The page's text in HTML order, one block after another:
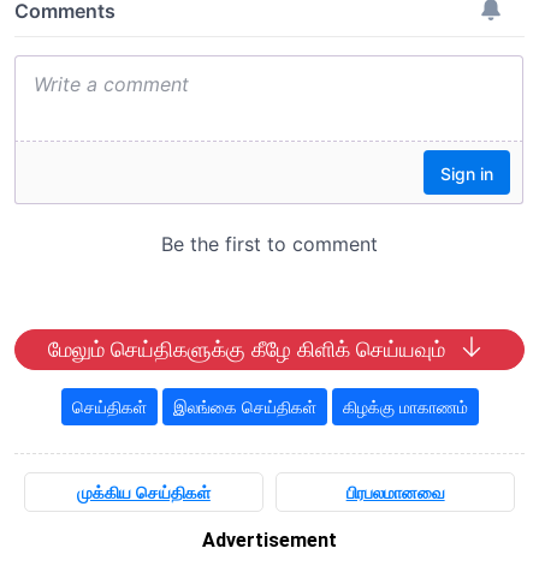
மேலும் செய்திகளுக்கு கீழே கிளிக் செய்யவும்
செய்திகள் இலங்கை செய்திகள் கிழக்கு மாகாணம்
முக்கிய செய்திகள் பிரபலமானவை
Advertisement